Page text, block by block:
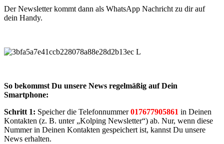
Der Newsletter kommt dann als WhatsApp Nachricht zu dir auf
dein Handy.
So bekommst Du unsere News regelmäßig auf Dein
Smartphone:
Schritt 1: Speicher die Telefonnummer017677905861 in Deinen
Kontakten (z. B. unter „Kolping Newsletter“) ab. Nur, wenn diese
Nummer in Deinen Kontakten gespeichert ist, kannst Du unsere
News erhalten.